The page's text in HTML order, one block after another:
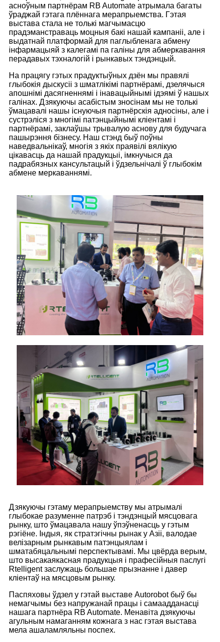
асноўным партнёрам RB Automate атрымала багаты
ўраджай гэтага плённага мерапрыемства. Гэтая
выстава стала не толькі магчымасцю
прадэманстраваць моцныя бакі нашай кампаніі, але і
выдатнай платформай для паглыбленага абмену
інфармацыяй з калегамі па галіны для абмеркавання
перадавых тэхналогій і рынкавых тэндэнцый.
На працягу гэтых прадуктыўных дзён мы правялі
глыбокія дыскусіі з шматлікімі партнёрамі, дзелячыся
апошнімі дасягненнямі і інавацыйнымі ідэямі ў нашых
галінах. Дзякуючы асабістым зносінам мы не толькі
ўмацавалі нашы існуючыя партнёрскія адносіны, але і
сустрэліся з многімі патэнцыйнымі кліентамі і
партнёрамі, заклаўшы трывалую аснову для будучага
пашырэння бізнесу. Наш стэнд быў поўны
наведвальнікаў, многія з якіх праявілі вялікую
цікавасць да нашай прадукцыі, імкнучыся да
падрабязных кансультацый і ўдзельнічалі ў глыбокім
абмене меркаваннямі.
Дзякуючы гэтаму мерапрыемству мы атрымалі
глыбокае разуменне патрэб і тэндэнцый мясцовага
рынку, што ўмацавала нашу ўпэўненасць у гэтым
рэгіёне. Індыя, як стратэгічны рынак у Азіі, валодае
велізарным рынкавым патэнцыялам і
шматабяцальнымі перспектывамі. Мы цвёрда верым,
што высакаякасная прадукцыя і прафесійныя паслугі
Rtelligent заслужаць большае прызнанне і давер
кліентаў на мясцовым рынку.
Паспяховы ўдзел у гэтай выставе Autorobot быў бы
немагчымы без напружанай працы і самаадданасці
нашага партнёра RB Automate. Менавіта дзякуючы
агульным намаганням кожнага з нас гэтая выстава
мела ашаламляльны поспех.